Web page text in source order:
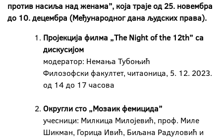
против насиља над женама”, која траје од 25. новембра
до 10. децембра (Међународног дана људских права).
Пројекција филма „The Night of the 12th” са
дискусијом
модератор: Немања Тубоњић
Филозофски факултет, читаоница, 5. 12. 2023.
од 14 до 17 часова
Округли сто „Мозаик фемицида”
учесници: Милкица Милојевић, проф. Миле
Шикман, Горица Ивић, Биљана Радуловић и